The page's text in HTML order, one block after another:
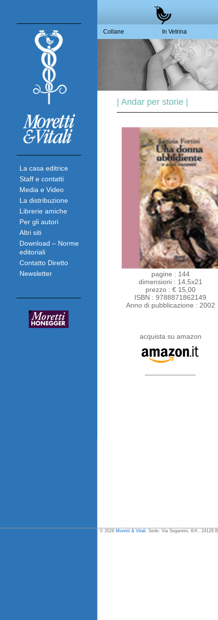
La casa editrice
Staff e contatti
Media e Video
La distribuzione
Librerie amiche
Per gli autori
Altri siti
Download – Norme
editoriali
Contatto Diretto
Newsletter
Collane In Vetrina
| Andar per storie |
pagine : 144
dimensioni : 14,5x21
prezzo : € 15,00
ISBN : 9788871862149
Anno di pubblicazione : 2002
acquista su amazon
© 2026 Moretti & Vitali . Sede: Via Segantini, 6/A . 24128